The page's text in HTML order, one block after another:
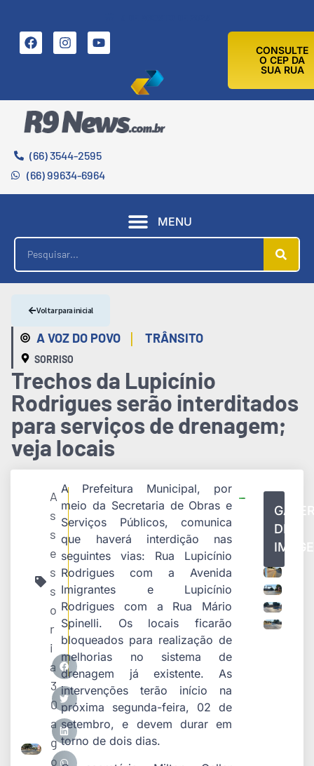
CONSULTE
O CEP DA
SUA RUA
(66) 3544-2595
(66) 99634-6964
MENU
A VOZ DO POVO | TRÂNSITO
SORRISO
Voltar para inicial
Trechos da Lupicínio
Rodrigues serão interditados
para serviços de drenagem;
veja locais
A
s
s
e
s
s
o
r
i
a
3
0
a
g
o
A Prefeitura Municipal, por
meio da Secretaria de Obras e
Serviços Públicos, comunica
que haverá interdição nas
seguintes vias: Rua Lupicínio
Rodrigues com a Avenida
Imigrantes e Lupicínio
Rodrigues com a Rua Mário
Spinelli. Os locais ficarão
bloqueados para realização de
melhorias no sistema de
drenagem já existente. As
intervenções terão início na
próxima segunda-feira, 02 de
setembro, e devem durar em
torno de dois dias.
DE